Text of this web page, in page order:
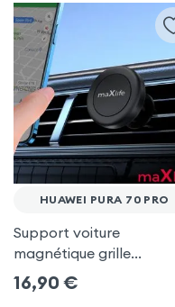
HUAWEI PURA 70 PRO
Support voiture
magnétique grille
d'aération - maXlife pour
Huawei Pura 70 Pro
16,90 €